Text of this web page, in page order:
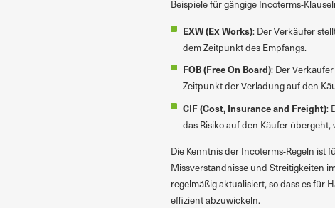
Beispiele für gängige Incoterms-
EXW (Ex Works): Der Verkäufer
dem Zeitpunkt des Empfangs.
FOB (Free On Board): Der
Zeitpunkt der Verladung auf den
CIF (Cost, Insurance and Freight):
das Risiko auf den Käufer
Die Kenntnis der Incoterms-Regeln ist
Missverständnisse und Streitigkeiten
regelmäßig aktualisiert, so dass es für
effizient abzuwickeln.